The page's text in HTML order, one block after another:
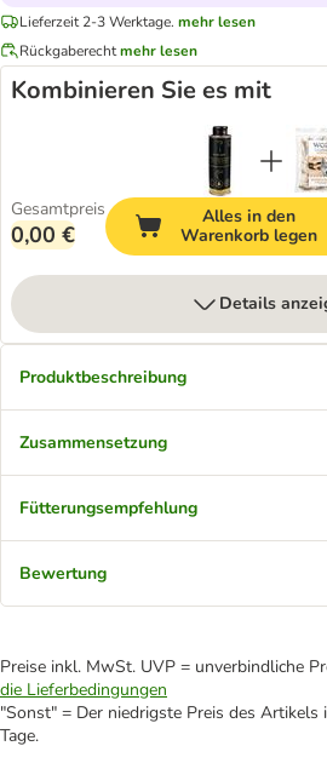
Lieferzeit 2-3 Werktage. mehr lesen
Rückgaberechtmehr lesen
Kombinieren Sie es mit
Gesamtpreis
0,00 €
Alles in den
Warenkorb legen
Details
Produktbeschreibung
Zusammensetzung
Fütterungsempfehlung
Bewertung
Preise inkl. MwSt. UVP = unverbindliche
die Lieferbedingungen
"Sonst" = Der niedrigste Preis des
Tage.